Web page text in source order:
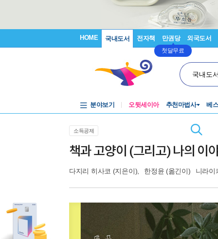
HOME 국내도서 전자책 만권당
첫달무료
외국도서
국내도
분야보기 오뒷세이아 추천마법사 베
소득공제
책과 고양이 (그리고) 나의 이
다지리 히사코 (지은이), 한정윤 (옮긴이) 니라이